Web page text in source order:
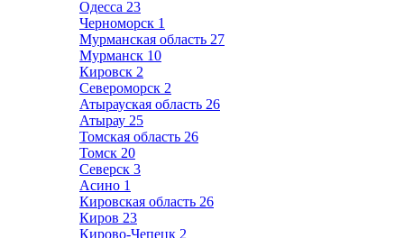
Одесса 23
Черноморск 1
Мурманская область 27
Мурманск 10
Кировск 2
Североморск 2
Атырауская область 26
Атырау 25
Томская область 26
Томск 20
Северск 3
Асино 1
Кировская область 26
Киров 23
Кирово-Чепецк 2